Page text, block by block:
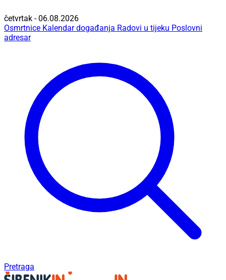
četvrtak - 06.08.2026
Osmrtnice Kalendar događanja Radovi u tijeku Poslovni
adresar
Pretraga